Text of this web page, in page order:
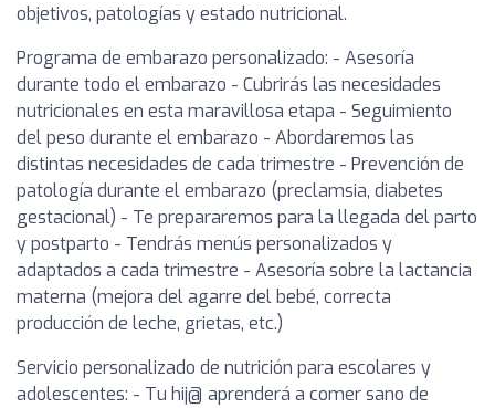
objetivos, patologías y estado nutricional.
Programa de embarazo personalizado: - Asesoría
durante todo el embarazo - Cubrirás las necesidades
nutricionales en esta maravillosa etapa - Seguimiento
del peso durante el embarazo - Abordaremos las
distintas necesidades de cada trimestre - Prevención de
patología durante el embarazo (preclamsia, diabetes
gestacional) - Te prepararemos para la llegada del parto
y postparto - Tendrás menús personalizados y
adaptados a cada trimestre - Asesoría sobre la lactancia
materna (mejora del agarre del bebé, correcta
producción de leche, grietas, etc.)
Servicio personalizado de nutrición para escolares y
adolescentes: - Tu hij@ aprenderá a comer sano de